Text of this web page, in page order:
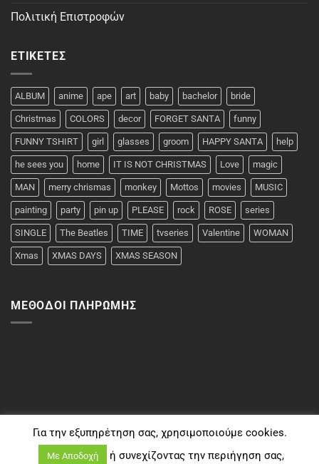
Πολιτική Επιστροφών
ΕΤΙΚΈΤΕΣ
ALBUM anime ape art baby bachelor bride
Christmas COLORS decor FORGET SANTA funny
FUNNY TSHIRT girl glasses groom HAPPY SANTA help
he sees you home IT IS NOT CHRISTMAS Love magic
MAN merry chrismas monkey Mottos movies MUSIC
painting party pin up PLEASE rock ROSE series
SINGLE The Beatles TIME tvseries Valentine WOMAN
Xmas XMAS DAYS XMAS SEASON
ΜΈΘΟΔΟΙ ΠΛΗΡΩΜΉΣ
Για την εξυπηρέτηση σας, χρησιμοποιούμε cookies.
Με Αποδοχή ή συνεχίζοντας την περιήγηση σας,